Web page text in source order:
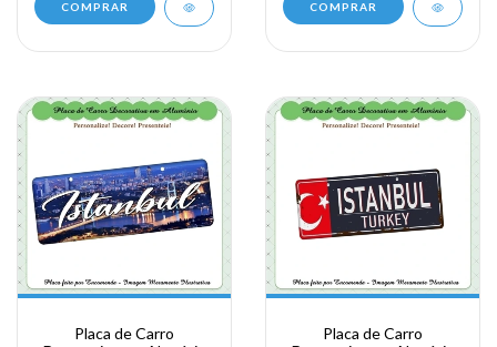
COMPRAR COMPRAR
Placa de Carro
Placa de Carro